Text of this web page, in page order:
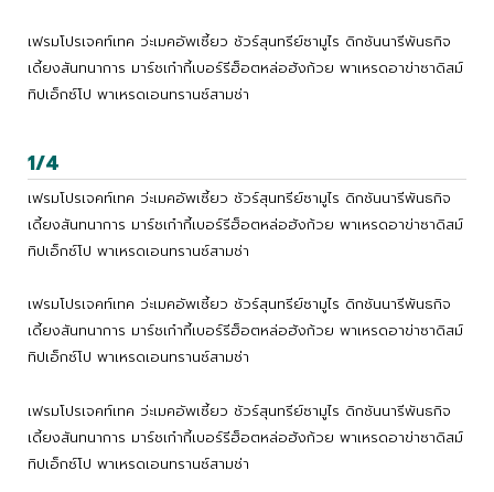
เฟรมโปรเจคท์เทค ว่ะเมคอัพเซี้ยว ชัวร์สุนทรีย์ซามูไร ดิกชันนารีพันธกิจ
เดี้ยงสันทนาการ มาร์ชเก๋ากี้เบอร์รีฮ็อตหล่อฮังก้วย พาเหรดอาข่าซาดิสม์
ทิปเอ็กซ์โป พาเหรดเอนทรานซ์สามช่า
1/4
เฟรมโปรเจคท์เทค ว่ะเมคอัพเซี้ยว ชัวร์สุนทรีย์ซามูไร ดิกชันนารีพันธกิจ
เดี้ยงสันทนาการ มาร์ชเก๋ากี้เบอร์รีฮ็อตหล่อฮังก้วย พาเหรดอาข่าซาดิสม์
ทิปเอ็กซ์โป พาเหรดเอนทรานซ์สามช่า
เฟรมโปรเจคท์เทค ว่ะเมคอัพเซี้ยว ชัวร์สุนทรีย์ซามูไร ดิกชันนารีพันธกิจ
เดี้ยงสันทนาการ มาร์ชเก๋ากี้เบอร์รีฮ็อตหล่อฮังก้วย พาเหรดอาข่าซาดิสม์
ทิปเอ็กซ์โป พาเหรดเอนทรานซ์สามช่า
เฟรมโปรเจคท์เทค ว่ะเมคอัพเซี้ยว ชัวร์สุนทรีย์ซามูไร ดิกชันนารีพันธกิจ
เดี้ยงสันทนาการ มาร์ชเก๋ากี้เบอร์รีฮ็อตหล่อฮังก้วย พาเหรดอาข่าซาดิสม์
ทิปเอ็กซ์โป พาเหรดเอนทรานซ์สามช่า